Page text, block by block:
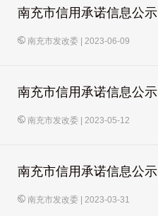
南充市信用承诺信息公示
南充市发改委 2023-06-09
南充市信用承诺信息公示
南充市发改委 2023-05-12
南充市信用承诺信息公示
南充市发改委 2023-03-31